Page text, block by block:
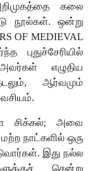
கலை
நூல்கள். ஒன்று
OF MEDIEVAL
புதுச்சேரியில்
எழுதிய
ஆர்வமும்
சிக்கல்;
அவை
மற்ற நாட்களில் ஒரு
இது நல்ல
சென்று